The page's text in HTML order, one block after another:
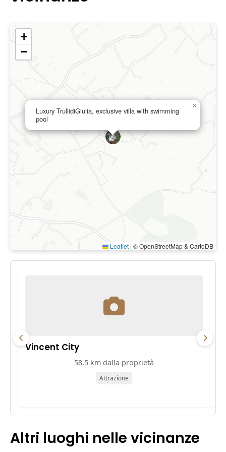
Luxury TrullidiGiulia, exclusive villa with swimming
pool
×
+
−
Leaflet | © OpenStreetMap & CartoDB
Vincent City
58.5 km dalla proprietà
Attrazione
Altri luoghi nelle vicinanze